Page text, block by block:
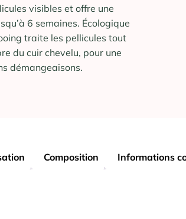
visibles et offre une
6 semaines. Écologique
traite les pellicules tout
du cuir chevelu, pour une
démangeaisons.
Composition Informations